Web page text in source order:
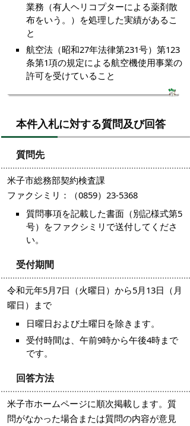
業務（有人ヘリコプターによる薬剤散
布をいう。）を処理した実績があるこ
と
航空法（昭和27年法律第231号）第123
条第1項の規定による航空機使用事業の
許可を受けていること
本件入札に対する質問及び回答
質問先
米子市総務部契約検査課
ファクシミリ：（0859）23-5368
質問事項を記載した書面（別記様式第5
号）をファクシミリで送付してくださ
い。
受付期間
令和元年5月7日（火曜日）から5月13日（月
曜日）まで
日曜日および土曜日を除きます。
受付時間は、午前9時から午後4時まで
です。
回答方法
米子市ホームページに順次掲載します。質
問がなかった場合または質問の内容が意見